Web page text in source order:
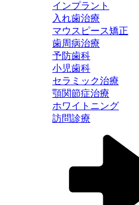
インプラント
入れ歯治療
マウスピース矯正
歯周病治療
予防歯科
小児歯科
セラミック治療
顎関節症治療
ホワイトニング
訪問診療